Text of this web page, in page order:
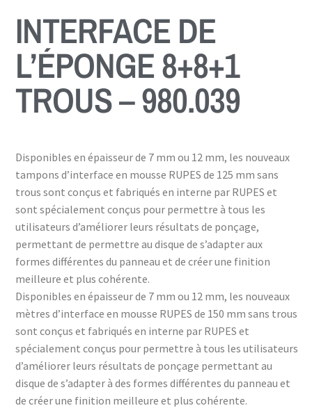
INTERFACE DE
L’ÉPONGE 8+8+1
TROUS – 980.039
Disponibles en épaisseur de 7 mm ou 12 mm, les nouveaux
tampons d’interface en mousse RUPES de 125 mm sans
trous sont conçus et fabriqués en interne par RUPES et
sont spécialement conçus pour permettre à tous les
utilisateurs d’améliorer leurs résultats de ponçage,
permettant de permettre au disque de s’adapter aux
formes différentes du panneau et de créer une finition
meilleure et plus cohérente.
Disponibles en épaisseur de 7 mm ou 12 mm, les nouveaux
mètres d’interface en mousse RUPES de 150 mm sans trous
sont conçus et fabriqués en interne par RUPES et
spécialement conçus pour permettre à tous les utilisateurs
d’améliorer leurs résultats de ponçage permettant au
disque de s’adapter à des formes différentes du panneau et
de créer une finition meilleure et plus cohérente.